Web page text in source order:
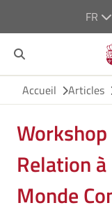
FR
Accueil Articles
Relation
Monde